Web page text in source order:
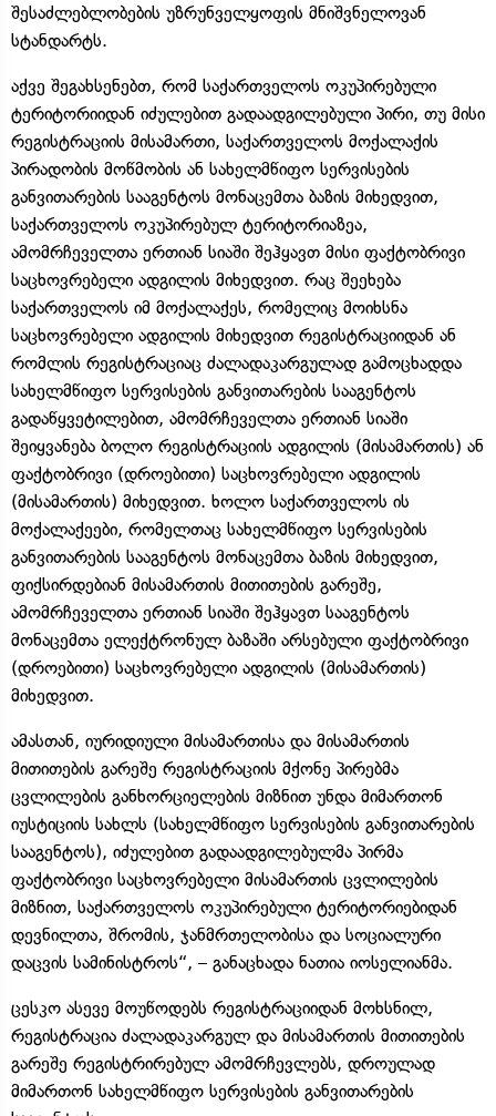
შესაძლებლობების უზრუნველყოფის მნიშვნელოვან
სტანდარტს.
აქვე შეგახსენებთ, რომ საქართველოს ოკუპირებული
ტერიტორიიდან იძულებით გადაადგილებული პირი, თუ მისი
რეგისტრაციის მისამართი, საქართველოს მოქალაქის
პირადობის მოწმობის ან სახელმწიფო სერვისების
განვითარების სააგენტოს მონაცემთა ბაზის მიხედვით,
საქართველოს ოკუპირებულ ტერიტორიაზეა,
ამომრჩეველთა ერთიან სიაში შეჰყავთ მისი ფაქტობრივი
საცხოვრებელი ადგილის მიხედვით. რაც შეეხება
საქართველოს იმ მოქალაქეს, რომელიც მოიხსნა
საცხოვრებელი ადგილის მიხედვით რეგისტრაციიდან ან
რომლის რეგისტრაციაც ძალადაკარგულად გამოცხადდა
სახელმწიფო სერვისების განვითარების სააგენტოს
გადაწყვეტილებით, ამომრჩეველთა ერთიან სიაში
შეიყვანება ბოლო რეგისტრაციის ადგილის (მისამართის) ან
ფაქტობრივი (დროებითი) საცხოვრებელი ადგილის
(მისამართის) მიხედვით. ხოლო საქართველოს ის
მოქალაქეები, რომელთაც სახელმწიფო სერვისების
განვითარების სააგენტოს მონაცემთა ბაზის მიხედვით,
ფიქსირდებიან მისამართის მითითების გარეშე,
ამომრჩეველთა ერთიან სიაში შეჰყავთ სააგენტოს
მონაცემთა ელექტრონულ ბაზაში არსებული ფაქტობრივი
(დროებითი) საცხოვრებელი ადგილის (მისამართის)
მიხედვით.
ამასთან, იურიდიული მისამართისა და მისამართის
მითითების გარეშე რეგისტრაციის მქონე პირებმა
ცვლილების განხორციელების მიზნით უნდა მიმართონ
იუსტიციის სახლს (სახელმწიფო სერვისების განვითარების
სააგენტოს), იძულებით გადაადგილებულმა პირმა
ფაქტობრივი საცხოვრებელი მისამართის ცვლილების
მიზნით, საქართველოს ოკუპირებული ტერიტორიებიდან
დევნილთა, შრომის, ჯანმრთელობისა და სოციალური
დაცვის სამინისტროს“, – განაცხადა ნათია იოსელიანმა.
ცესკო ასევე მოუწოდებს რეგისტრაციიდან მოხსნილ,
რეგისტრაცია ძალადაკარგულ და მისამართის მითითების
გარეშე რეგისტრირებულ ამომრჩევლებს, დროულად
მიმართონ სახელმწიფო სერვისების განვითარების